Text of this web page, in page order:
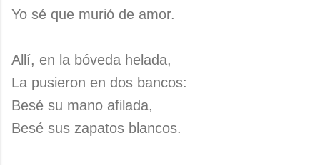
Yo sé que murió de amor.
Allí, en la bóveda helada,
La pusieron en dos bancos:
Besé su mano afilada,
Besé sus zapatos blancos.